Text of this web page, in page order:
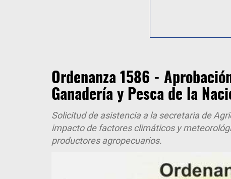
Ordenanza 1586 -
Ganadería y Pesca de la
Solicitud de asistencia a la secretaria de
impacto de factores climáticos y
productores agropecuarios.